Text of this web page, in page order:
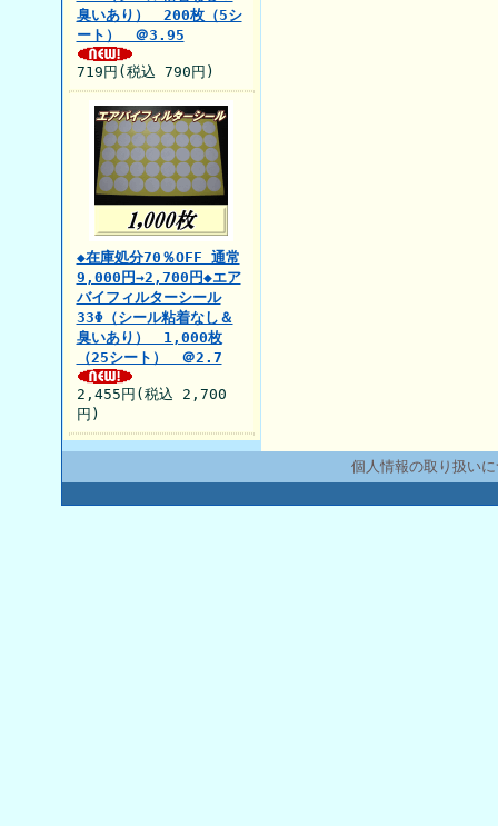
臭いあり） 200枚（5シ
ート） ＠3.95
719円(税込 790円)
◆在庫処分70％OFF 通常
9,000円→2,700円◆エア
バイフィルターシール
33Φ（シール粘着なし＆
臭いあり） 1,000枚
（25シート） ＠2.7
2,455円(税込 2,700
円)
個人情報の取り扱い